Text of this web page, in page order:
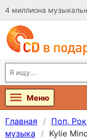
4 миллиона
Меню
Главная Поп,
музыка
Kylie